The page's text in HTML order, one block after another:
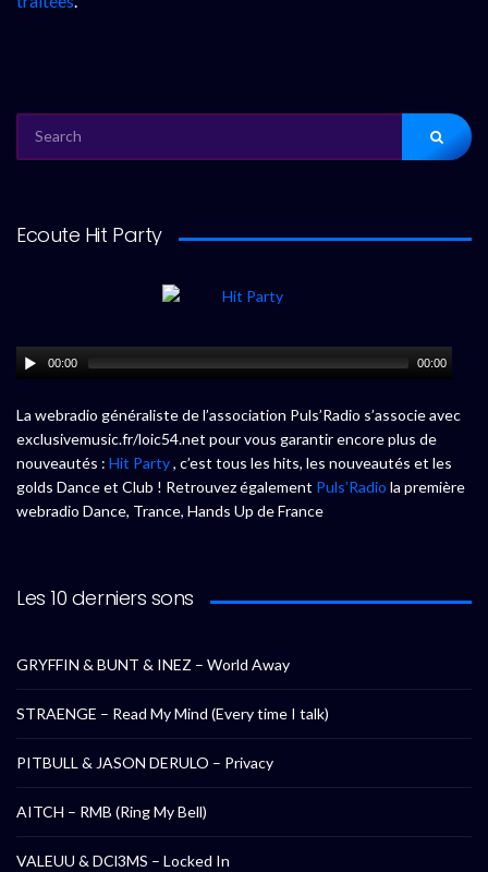
FOR:
Ecoute Hit Party
00:00 00:00
La webradio généraliste de l’association Puls’Radio s’associe avec
exclusivemusic.fr/loic54.net pour vous garantir encore plus de
nouveautés : Hit Party, c’est tous les hits, les nouveautés et les
golds Dance et Club ! Retrouvez également Puls’Radio la première
webradio Dance, Trance, Hands Up de France
Les 10 derniers sons
GRYFFIN & BUNT & INEZ – World Away
STRAENGE – Read My Mind (Every time I talk)
PITBULL & JASON DERULO – Privacy
AITCH – RMB (Ring My Bell)
VALEUU & DCl3MS – Locked In